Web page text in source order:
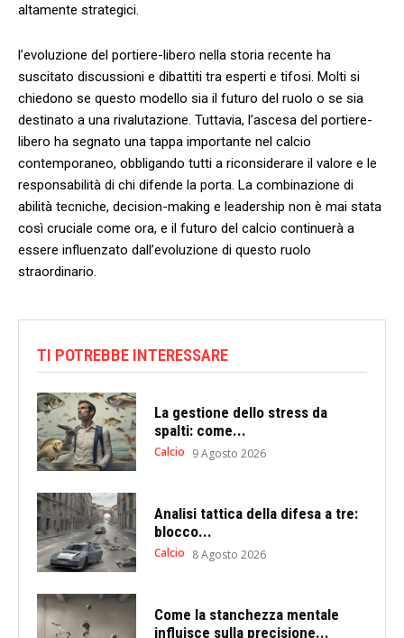
altamente strategici.
l’evoluzione del​ portiere-libero ‍nella​ storia recente ⁤ha
suscitato ⁤discussioni‍ e ​dibattiti tra esperti e‌ tifosi. Molti si
chiedono se questo⁤ modello sia​ il‌ futuro del ruolo o ⁢se sia
destinato a ‍una ‍rivalutazione. Tuttavia, l’ascesa del portiere-
libero ha segnato una tappa importante ⁤nel calcio
contemporaneo, obbligando tutti a ​riconsiderare il valore e le
responsabilità⁢ di chi difende‌ la porta. La combinazione di
abilità tecniche, decision-making e⁣ leadership non è mai stata
così cruciale come ora, e ​il futuro del calcio⁢ continuerà ‍a
essere influenzato dall’evoluzione⁤ di questo ruolo
⁣straordinario.
TI POTREBBE INTERESSARE
La gestione dello stress da
spalti: come...
Calcio 9 Agosto 2026
Analisi tattica della difesa a tre:
blocco...
Calcio 8 Agosto 2026
Come la stanchezza mentale
influisce sulla precisione...